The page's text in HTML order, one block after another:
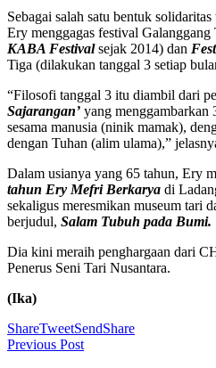
Sebagai salah satu bentuk
Ery menggagas festival
KABA Festivalsejak 2014) dan
Tiga (dilakukan tanggal 3 setiap
“Filosofi tanggal 3 itu diambil dari
Sajarangan’ yang menggambarkan
sesama manusia (ninik mamak),
dengan Tuhan (alim ulama),”
Dalam usianya yang 65 tahun, Ery
tahun Ery Mefri Berkarya di
sekaligus meresmikan museum tari
berjudul, Salam Tubuh pada Bumi.
Dia kini meraih penghargaan dari
Penerus Seni Tari Nusantara.
(Ika)
ShareTweetSendShare
Previous Post